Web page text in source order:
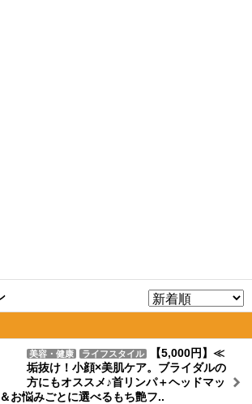
美容・健康 ライフスタイル
【5,000円】≪
垢抜け！小顔×美肌ケア。ブライダルの
方にもオススメ♪首リンパ＋ヘッドマッ
お悩みごとに選べるもち艶フ..